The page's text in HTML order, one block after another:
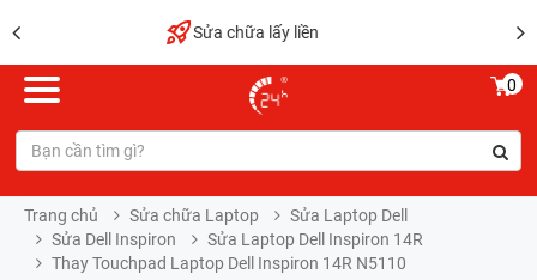
Bảo hành vĩnh viễn
0
Trang chủ Sửa chữa Laptop
Sửa Laptop Dell
Sửa Dell Inspiron
Sửa Laptop Dell Inspiron 14R
Thay Touchpad Laptop Dell Inspiron 14R N5110